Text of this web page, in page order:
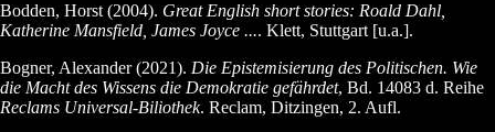
Bodden, Horst (2004). Great English short stories: Roald Dahl,
Katherine Mansfield, James Joyce .... Klett, Stuttgart [u.a.].
Bogner, Alexander (2021). Die Epistemisierung des Politischen. Wie
die Macht des Wissens die Demokratie gefährdet, Bd. 14083 d. Reihe
Reclams Universal-Biliothek. Reclam, Ditzingen, 2. Aufl.